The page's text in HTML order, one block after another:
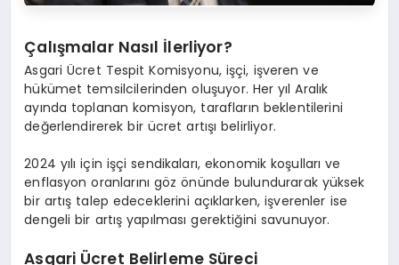
Çalışmalar Nasıl İlerliyor?
Asgari Ücret Tespit Komisyonu, işçi, işveren ve
hükümet temsilcilerinden oluşuyor. Her yıl Aralık
ayında toplanan komisyon, tarafların beklentilerini
değerlendirerek bir ücret artışı belirliyor.
2024 yılı için işçi sendikaları, ekonomik koşulları ve
enflasyon oranlarını göz önünde bulundurarak yüksek
bir artış talep edeceklerini açıklarken, işverenler ise
dengeli bir artış yapılması gerektiğini savunuyor.
Asgari Ücret Belirleme Süreci